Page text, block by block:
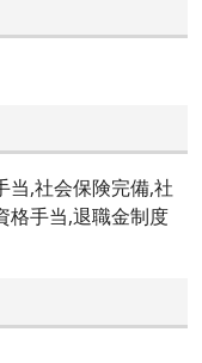
当,社会保険完備,社
格手当,退職金制度